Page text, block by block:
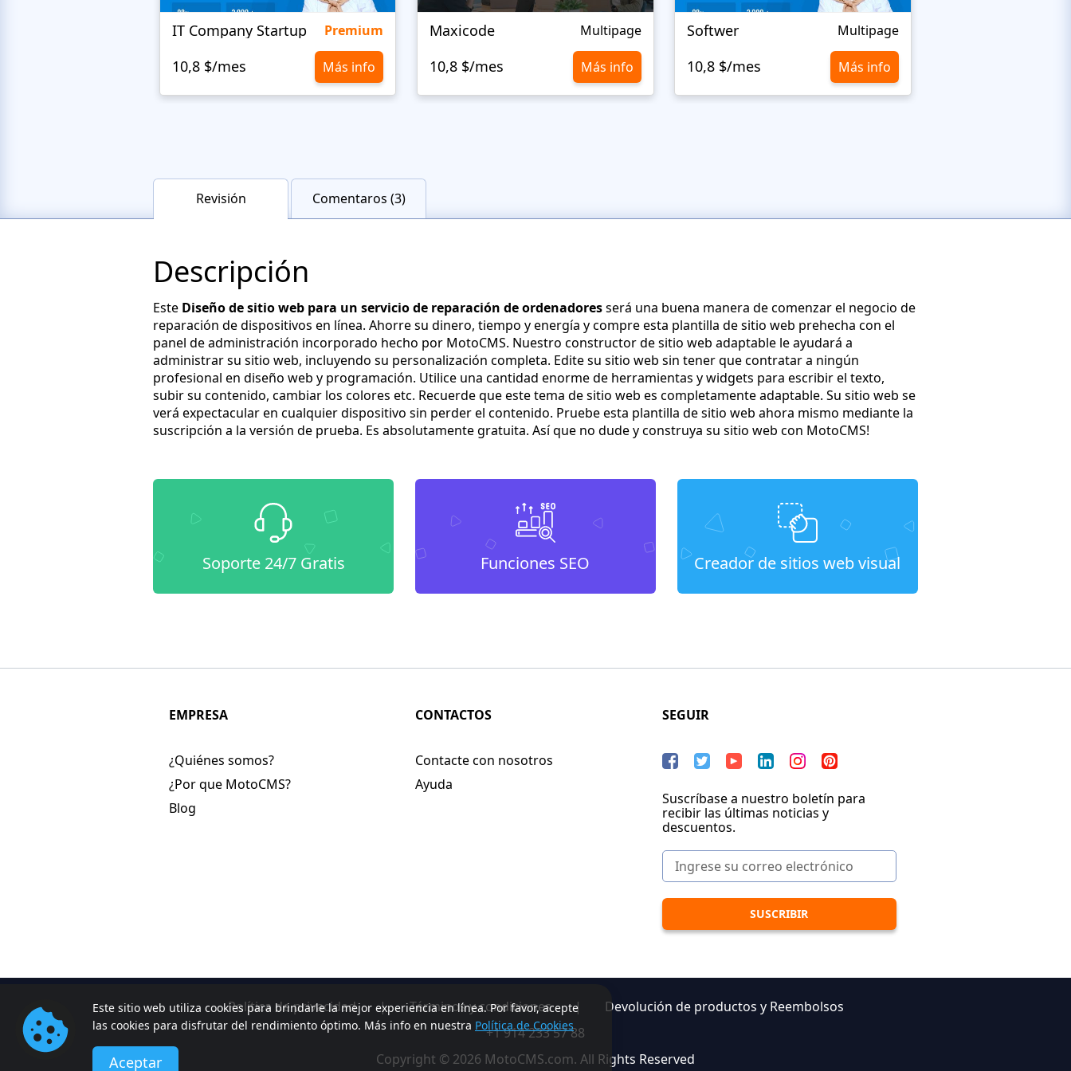
IT Company Startup Premium
10,8 $/mes Más info
Maxicode Multipage
10,8 $/mes Más info
Softwer Multipage
10,8 $/mes Más info
Revisión Comentaros (3)
Descripción
Este Diseño de sitio web para un servicio de reparación de ordenadoresserá una buena manera de comenzar el negocio de
reparación de dispositivos en línea. Ahorre su dinero, tiempo y energía y compre esta plantilla de sitio web prehecha con el
panel de administración incorporado hecho por MotoCMS. Nuestro constructor de sitio web adaptable le ayudará a
administrar su sitio web, incluyendo su personalización completa. Edite su sitio web sin tener que contratar a ningún
profesional en diseño web y programación. Utilice una cantidad enorme de herramientas y widgets para escribir el texto,
subir su contenido, cambiar los colores etc. Recuerde que este tema de sitio web es completamente adaptable. Su sitio web se
verá expectacular en cualquier dispositivo sin perder el contenido. Pruebe esta plantilla de sitio web ahora mismo mediante la
suscripción a la versión de prueba. Es absolutamente gratuita. Así que no dude y construya su sitio web con MotoCMS!
Soporte 24/7 Gratis Funciones SEO Creador de sitios web visual
Este sitio web utiliza cookies para brindarle la mejor experiencia en línea. Por favor, acepte
las cookies para disfrutar del rendimiento óptimo. Más info en nuestra Política de Cookies
Aceptar
EMPRESA
¿Quiénes somos?
¿Por que MotoCMS?
Blog
CONTACTOS
Contacte con nosotros
Ayuda
SEGUIR
Suscríbase a nuestro boletín para
recibir las últimas noticias y
descuentos.
Política de privacidad | Términos y condiciones |
Devolución de productos y Reembolsos
+1 914 233 57 88
Copyright © 2026 MotoCMS.com. All Rights Reserved